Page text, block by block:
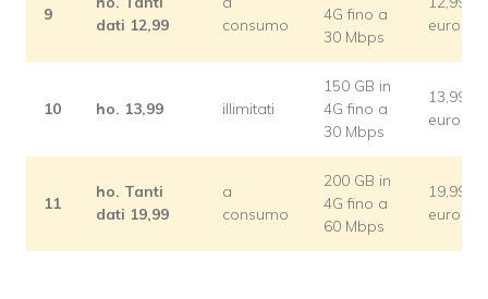
9
dati 12,99
consumo
4G fino a
30 Mbps
euro
10 ho. 13,99 illimitati
150 GB in
4G fino a
30 Mbps
13,99
euro
11
ho. Tanti
dati 19,99
a
consumo
200 GB in
4G fino a
60 Mbps
19,99
euro